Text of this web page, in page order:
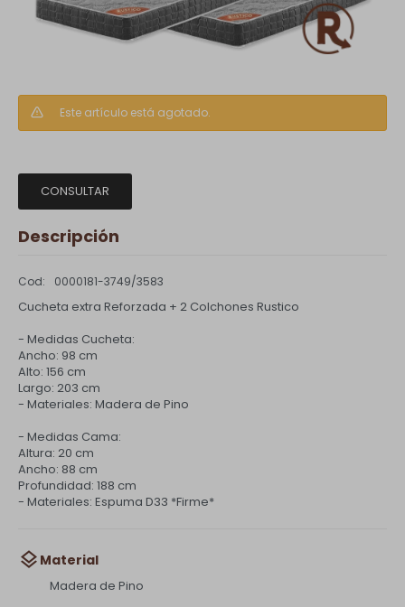
Este artículo está agotado.
CONSULTAR
Descripción
0000181-3749/3583
Cucheta extra Reforzada + 2 Colchones Rustico
- Medidas Cucheta:
Ancho: 98 cm
Alto: 156 cm
Largo: 203 cm
- Materiales: Madera de Pino
- Medidas Cama:
Altura: 20 cm
Ancho: 88 cm
Profundidad: 188 cm
- Materiales: Espuma D33 *Firme*
Material
Madera de Pino